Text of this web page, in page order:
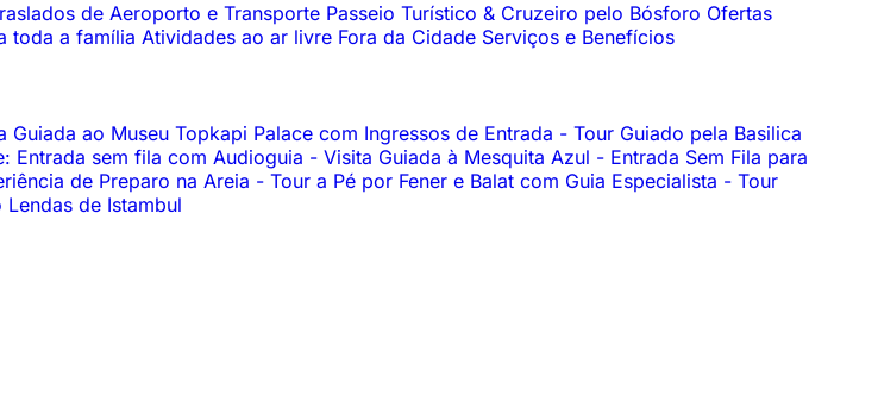
de Aeroporto e Transporte Passeio Turístico & Cruzeiro pelo Bósforo Ofertas
toda a família Atividades ao ar livre Fora da Cidade Serviços e Benefícios
Guiada ao Museu Topkapi Palace com Ingressos de Entrada - Tour Guiado pela Basilica
Entrada sem fila com Audioguia - Visita Guiada à Mesquita Azul - Entrada Sem Fila para
de Preparo na Areia - Tour a Pé por Fener e Balat com Guia Especialista - Tour
de Istambul